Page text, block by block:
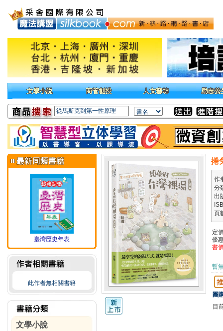
臺灣歷史年表
此作者無相關書籍
文學小說
捲
作
分
出
頁
定
優
書
暫
團
目